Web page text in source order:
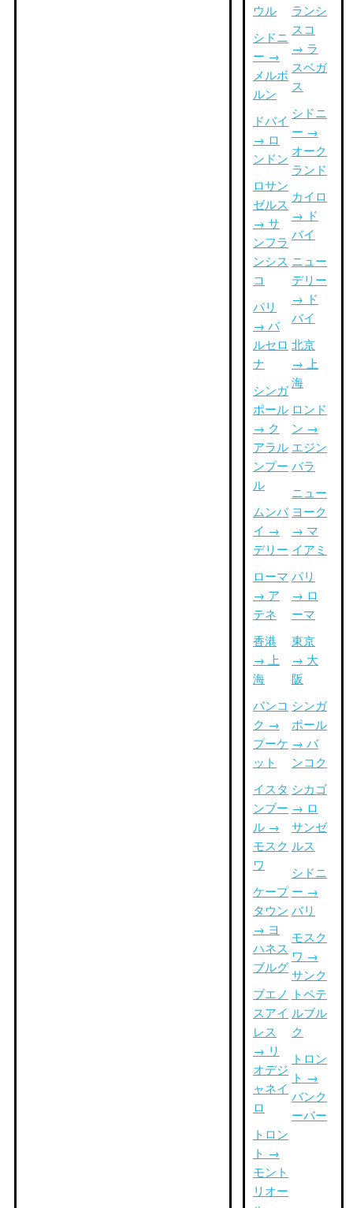
ウル
シドニ
ー →
メルボ
ルン
ドバイ
→ ロ
ンドン
ロサン
ゼルス
→ サ
ンフラ
ンシス
コ
パリ
→ バ
ルセロ
ナ
シンガ
ポール
→ ク
アラル
ンプー
ル
ムンバ
イ →
デリー
ローマ
→ ア
テネ
香港
→ 上
海
バンコ
ク →
プーケ
ット
イスタ
ンブー
ル →
モスク
ワ
ケープ
タウン
→ ヨ
ハネス
ブルグ
ブエノ
スアイ
レス
→ リ
オデジ
ャネイ
ロ
トロン
ト →
モント
リオー
ランシ
スコ
→ ラ
スベガ
ス
シドニ
ー →
オーク
ランド
カイロ
→ ド
バイ
ニュー
デリー
→ ド
バイ
北京
→ 上
海
ロンド
ン →
エジン
バラ
ニュー
ヨーク
→ マ
イアミ
パリ
→ ロ
ーマ
東京
→ 大
阪
シンガ
ポール
→ バ
ンコク
シカゴ
→ ロ
サンゼ
ルス
シドニ
ー →
バリ
モスク
ワ →
サンク
トペテ
ルブル
ク
トロン
ト →
バンク
ーバー